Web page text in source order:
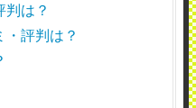
判は？
・評判は？